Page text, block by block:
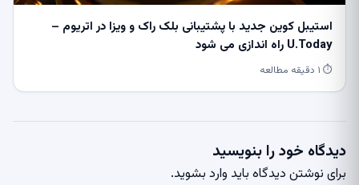
استیبل کوین جدید با پشتیبانی بلک راک و ویزا در اتریوم –
U.Today راه اندازی می شود
⏱ ۱ دقیقه مطالعه
دیدگاه خود را بنویسید
برای نوشتن دیدگاه باید وارد بشوید.